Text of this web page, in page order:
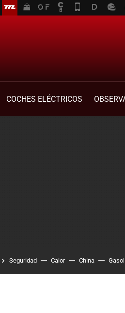
COCHES ELÉCTRICOS
Seguridad Calor China